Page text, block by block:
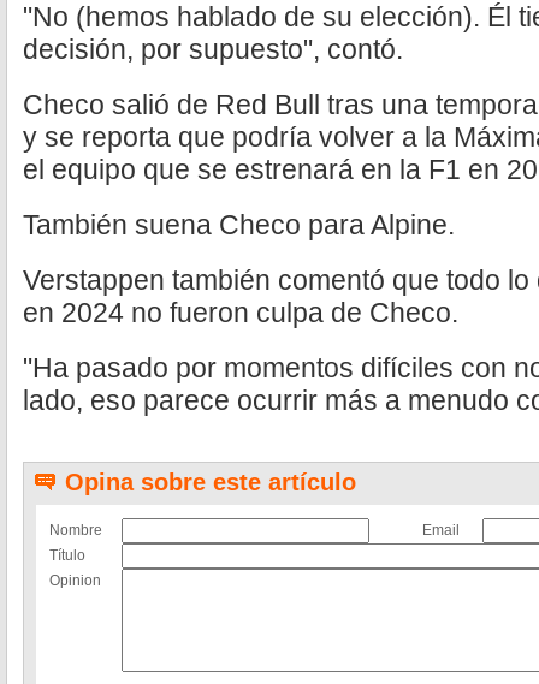
"No (hemos hablado de su elección). Él
decisión, por supuesto", contó.
Checo salió de Red Bull tras una
y se reporta que podría volver a la
el equipo que se estrenará en la F1 en
También suena Checo para Alpine.
Verstappen también comentó que todo
en 2024 no fueron culpa de Checo.
"Ha pasado por momentos difíciles con
lado, eso parece ocurrir más a menudo
Opina sobre este artículo
Nombre
Email
Título
Opinion